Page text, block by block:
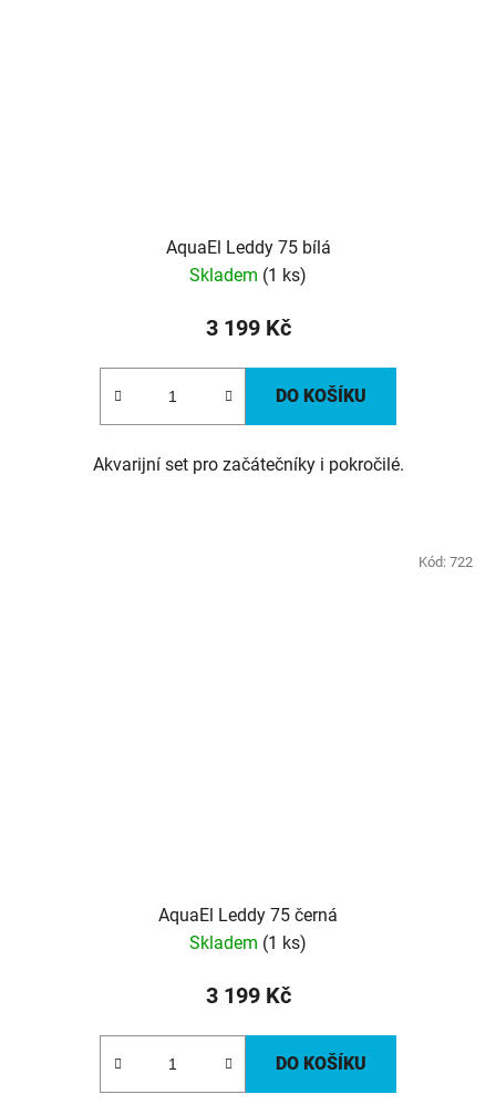
AquaEl Leddy 75 bílá
Skladem (1 ks)
3 199 Kč
DO KOŠÍKU
Akvarijní set pro začátečníky i pokročilé.
AquaEl Leddy 75 černá
Skladem (1 ks)
3 199 Kč
DO KOŠÍKU
Kód: 722